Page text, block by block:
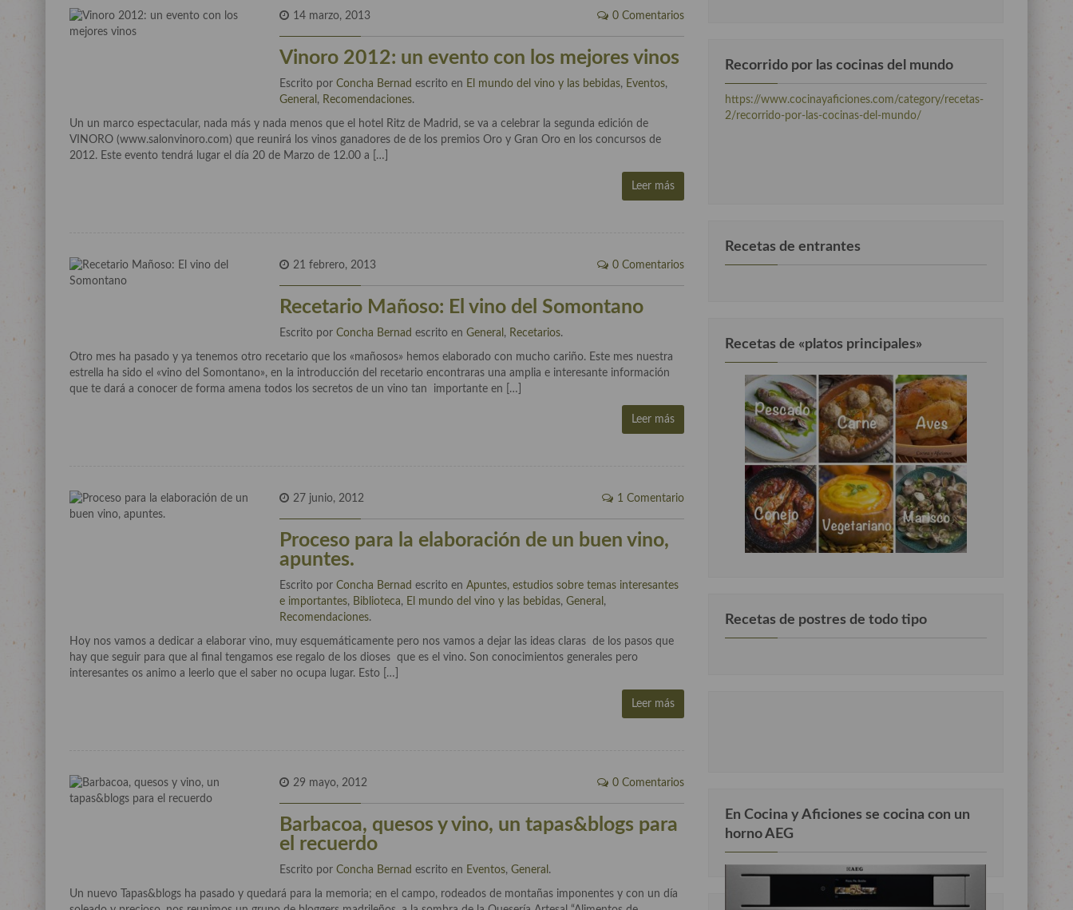
14 marzo, 2013 0 Comentarios
Vinoro 2012: un evento con los mejores vinos
Escrito porConcha Bernad escrito en El mundo del vino y las bebidas, Eventos,
General , Recomendaciones.
Un un marco espectacular, nada más y nada menos que el hotel Ritz de Madrid, se va a celebrar la segunda edición de
VINORO (www.salonvinoro.com) que reunirá los vinos ganadores de de los premios Oro y Gran Oro en los concursos de
2012. Este evento tendrá lugar el día 20 de Marzo de 12.00 a […]
Leer más
21 febrero, 2013 0 Comentarios
Recetario Mañoso: El vino del Somontano
Escrito porConcha Bernad escrito enGeneral , Recetarios.
Otro mes ha pasado y ya tenemos otro recetario que los «mañosos» hemos elaborado con mucho cariño. Este mes nuestra
estrella ha sido el «vino del Somontano», en la introducción del recetario encontraras una amplia e interesante información
que te dará a conocer de forma amena todos los secretos de un vino tan importante en […]
Leer más
27 junio, 2012 1 Comentario
Proceso para la elaboración de un buen vino,
apuntes.
Escrito porConcha Bernad escrito enApuntes, estudios sobre temas interesantes
e importantes, Biblioteca, El mundo del vino y las bebidas,General ,
Recomendaciones.
Hoy nos vamos a dedicar a elaborar vino, muy esquemáticamente pero nos vamos a dejar las ideas claras de los pasos que
hay que seguir para que al final tengamos ese regalo de los dioses que es el vino. Son conocimientos generales pero
interesantes os animo a leerlo que el saber no ocupa lugar. Esto […]
Leer más
29 mayo, 2012 0 Comentarios
Barbacoa, quesos y vino, un tapas&blogs para
el recuerdo
Escrito porConcha Bernad escrito en Eventos,General .
Un nuevo Tapas&blogs ha pasado y quedará para la memoria; en el campo, rodeados de montañas imponentes y con un día
Recorrido por las cocinas del mundo
https://www.cocinayaficiones.com/category/recetas-
2/recorrido-por-las-cocinas-del-mundo/
Recetas de entrantes
Recetas de «platos principales»
Recetas de postres de todo tipo
En Cocina y Aficiones se cocina con un
horno AEG